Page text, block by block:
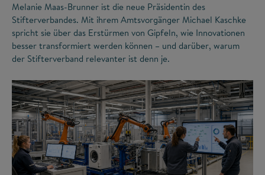
Melanie Maas-Brunner ist die neue Präsidentin des
Stifterverbandes. Mit ihrem Amtsvorgänger Michael Kaschke
spricht sie über das Erstürmen von Gipfeln, wie Innovationen
besser transformiert werden können – und darüber, warum
der Stifterverband relevanter ist denn je.